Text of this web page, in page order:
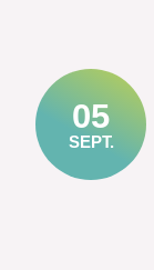
05
SEPT.